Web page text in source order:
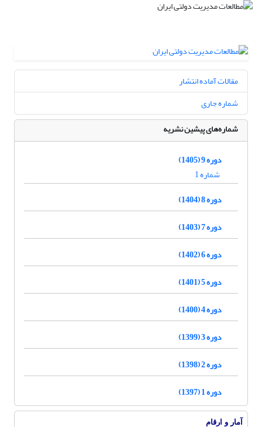
مقالات آماده انتشار
شماره جاری
شماره‌های پیشین نشریه
دوره 9 (1405)
شماره 1
دوره 8 (1404)
دوره 7 (1403)
دوره 6 (1402)
دوره 5 (1401)
دوره 4 (1400)
دوره 3 (1399)
دوره 2 (1398)
دوره 1 (1397)
آمار و ارقام